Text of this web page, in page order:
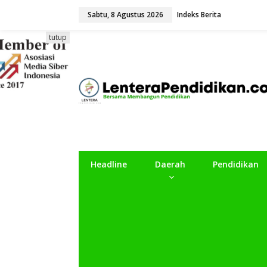
a
t
i
k
e
k
Sabtu, 8 Agustus 2026 Indeks Berita
Headline Daerah Pendidikan
tutup